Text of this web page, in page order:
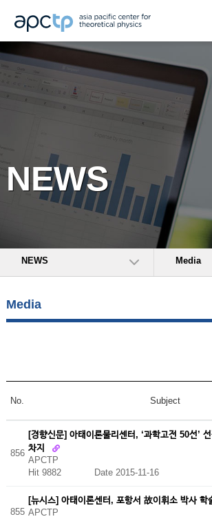
NEWS
NEWS Media
Media
No. Subject
856
[경향신문] 아태이론물리센터, ‘과학고전 50선’
차지
APCTP
Hit 9882 Date 2015-11-16
855
[뉴시스] 아태이론센터, 포항서 故이휘소 박사 학
APCTP